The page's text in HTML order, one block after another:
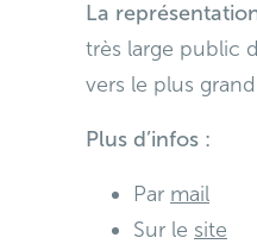
La
très large public
vers le plus
Plus d’infos :
Par mail
Sur le site